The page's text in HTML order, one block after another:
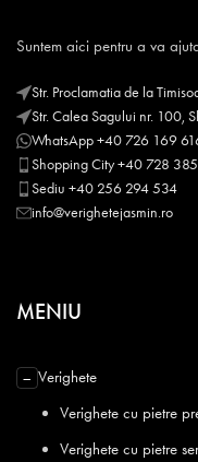
Suntem aici pentru a va
Str. Proclamatia de la
Str. Calea Sagului nr. 100,
WhatsApp +40 726 169
Shopping City +40 728
Sediu +40 256 294 534
info@verighetejasmin.ro
MENIU
− Verighete
Verighete cu pietre
Verighete cu pietre